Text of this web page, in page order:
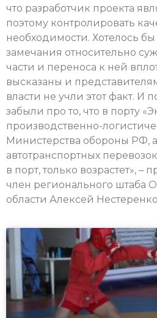
что разработчик проекта
поэтому контролировать
необходимости. Хотелось бы
замечания относительно
части и переноса к ней
высказаны и
власти не учли этот факт. И
забыли про то, что в порту
производственно-
Министерства обороны РФ, а
автотранспортных
в порт, только возрастет», –
член регионального штаба
области Алексей